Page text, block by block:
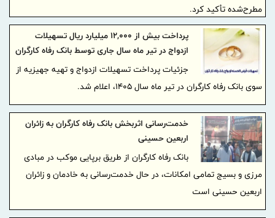
مطرح‌شده تأکید کرد.
پرداخت بیش از ۱۲,۰۰۰ میلیارد ریال تسهیلات
ازدواج در تیر ماه سال جاری توسط بانک رفاه کارگران
جزئیات پرداخت تسهیلات ازدواج و تهیه جهیزیه از
سوی بانک رفاه کارگران در تیر ماه سال 1405، اعلام شد.
خدمت‌رسانی اثربخش بانک رفاه کارگران به زائران
اربعین حسینی
بانک رفاه کارگران از طریق برپایی موکب در مبادی
مرزی و بسیج تمامی امکانات، در حال خدمت‌رسانی به خادمان و زائران
اربعین حسینی است